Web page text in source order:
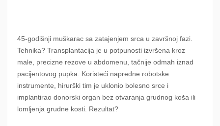
45-godišnji muškarac sa zatajenjem srca u završnoj fazi.
Tehnika? Transplantacija je u potpunosti izvršena kroz
male, precizne rezove u abdomenu, tačnije odmah iznad
pacijentovog pupka. Koristeći napredne robotske
instrumente, hirurški tim je uklonio bolesno srce i
implantirao donorski organ bez otvaranja grudnog koša ili
lomljenja grudne kosti. Rezultat?